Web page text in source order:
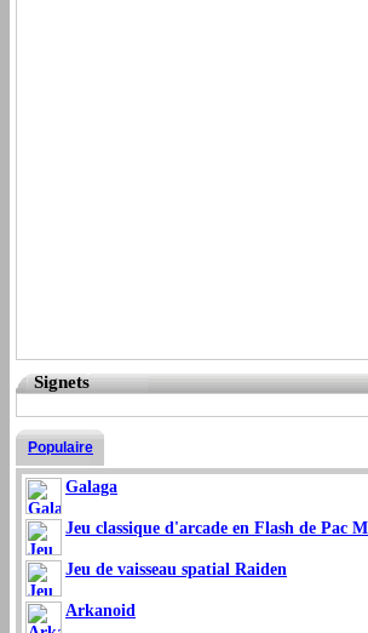
Signets
Populaire
Galaga
Jeu classique d'arcade en Flash de Pac
Jeu de vaisseau spatial Raiden
Arkanoid